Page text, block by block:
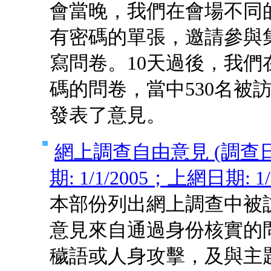
會當晚，我們在會場不同
有密碼的單張，邀請參
寫問卷。10天過後，我們
碼的問卷，當中530名被
發表了意見。
網上調查自由意見 (調查
期: 1/1/2005；上網日期:
本部份列出網上調查中
意見來自通過身份核實
穢語或人身攻擊，及與